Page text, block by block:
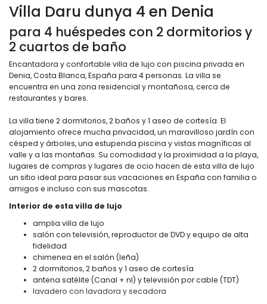
Villa Daru dunya 4 en Denia
para 4 huéspedes con 2 dormitorios y
2 cuartos de baño
Encantadora y confortable villa de lujo con piscina privada en
Denia, Costa Blanca, España para 4 personas. La villa se
encuentra en una zona residencial y montañosa, cerca de
restaurantes y bares.
La villa tiene 2 dormitorios, 2 baños y 1 aseo de cortesía. El
alojamiento ofrece mucha privacidad, un maravilloso jardín con
césped y árboles, una estupenda piscina y vistas magníficas al
valle y a las montañas. Su comodidad y la proximidad a la playa,
lugares de compras y lugares de ocio hacen de esta villa de lujo
un sitio ideal para pasar sus vacaciones en España con familia o
amigos e incluso con sus mascotas.
Interior de esta villa de lujo
amplia villa de lujo
salón con televisión, reproductor de DVD y equipo de alta
fidelidad
chimenea en el salón (leña)
2 dormitorios, 2 baños y 1 aseo de cortesía
antena satélite (Canal + nl) y televisión por cable (TDT)
lavadero con lavadora y secadora